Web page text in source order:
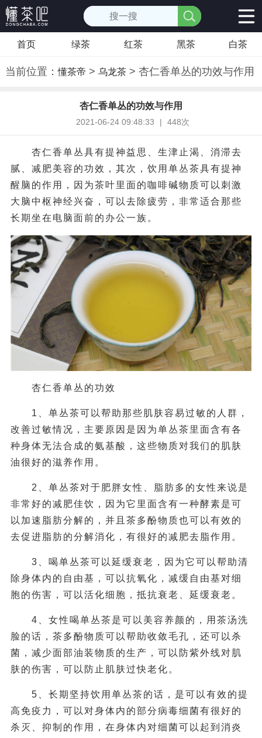
首页 绿茶 红茶 黑茶 白茶
当前位置：懂茶帝 > 乌龙茶> 杏仁香单丛的功效与作用
杏仁香单丛的功效与作用
2021-06-24 09:48:33 | 448次
杏仁香单丛具有提神益思、生津止渴、消滞去
腻、减肥美容的功效，其次，饮用单丛茶具有提神
醒脑的作用，因为茶叶里面的咖啡碱物质可以刺激
大脑中枢神经兴奋，可以去除疲劳，非常适合那些
长期坐在电脑面前的办公一族。
杏仁香单丛的功效
1、单丛茶可以帮助那些肌肤容易过敏的人群，
改善过敏情况，主要原因是因为单丛茶里面含有各
种身体无法合成的氨基酸，这些物质对我们的肌肤
油很好的滋养作用。
2、单丛茶对于肥胖女性、脂肪多的女性来说是
非常好的减肥佳饮，因为它里面含有一种酵素是可
以加速脂肪分解的，并且茶多酚物质也可以有效的
去促进脂肪的分解消化，有很好的减肥去脂作用。
3、喝单丛茶可以延缓衰老，因为它可以帮助清
除身体内的自由基，可以抗氧化，减缓自由基对细
胞的伤害，可以活化细胞，抵抗衰老、延缓衰老。
4、女性喝单丛茶是可以美容养颜的，用茶汤洗
脸的话，茶多酚物质可以帮助收敛毛孔，还可以杀
菌，减少面部油装物质的生产，可以防紫外线对肌
肤的伤害，可以防止肌肤过快老化。
5、长期坚持饮用单丛茶的话，是可以有效的提
高免疫力，可以对身体内的部分病毒细菌有很好的
杀灭、抑制的作用，在身体内对细菌可以起到消炎